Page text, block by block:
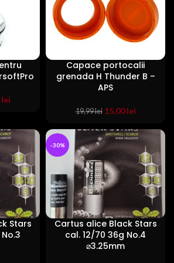
leiPrețul
45,00 lei.
Capace portocalii
grenada H Thunder B –
APS
19,99lei Prețul
a
fost:
19,99 lei.
15,00leiPrețul
este:
15,00 lei.
Stars
-30%
Cartus alice Black Stars
cal. 12/70 36g No.4
⌀3.25mm